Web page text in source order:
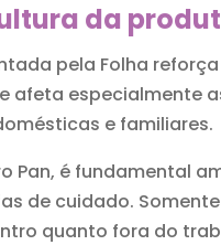
da
pela Folha
afeta especialmente
e familiares.
Pan, é fundamental
de cuidado.
quanto fora do